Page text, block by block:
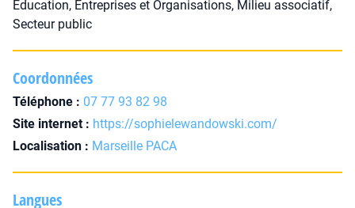
Education, Entreprises et Organisations, Milieu associatif,
Secteur public
Coordonnées
Téléphone : 07 77 93 82 98
Site internet : https://sophielewandowski.com/
Localisation : Marseille PACA
Langues